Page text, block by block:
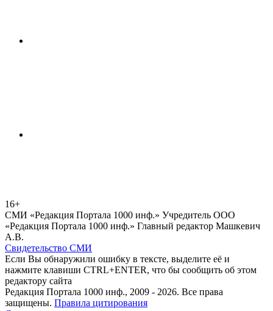
16+
СМИ «Редакция Портала 1000 инф.» Учредитель ООО
«Редакция Портала 1000 инф.» Главный редактор Машкевич
А.В.
Свидетельство СМИ
Если Вы обнаружили ошибку в тексте, выделите её и
нажмите клавиши CTRL+ENTER, что бы сообщить об этом
редактору сайта
Редакция Портала 1000 инф., 2009 - 2026. Все права
защищены. Правила цитирования